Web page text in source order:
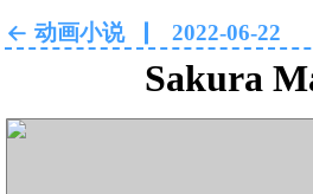
动画小说 2022-06-22
Sakura